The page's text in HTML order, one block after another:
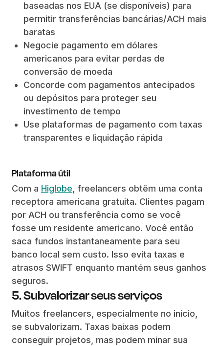
baseadas nos EUA (se disponíveis) para
permitir transferências bancárias/ACH mais
baratas
Negocie pagamento em dólares
americanos para evitar perdas de
conversão de moeda
Concorde com pagamentos antecipados
ou depósitos para proteger seu
investimento de tempo
Use plataformas de pagamento com taxas
transparentes e liquidação rápida
Plataforma útil
Com a Higlobe , freelancers obtêm uma conta
receptora americana gratuita. Clientes pagam
por ACH ou transferência como se você
fosse um residente americano. Você então
saca fundos instantaneamente para seu
banco local sem custo. Isso evita taxas e
atrasos SWIFT enquanto mantém seus ganhos
seguros.
5. Subvalorizar seus serviços
Muitos freelancers, especialmente no início,
se subvalorizam. Taxas baixas podem
conseguir projetos, mas podem minar sua